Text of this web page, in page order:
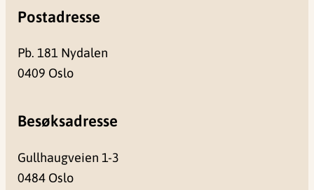
Postadresse
Pb. 181 Nydalen
0409 Oslo
Besøksadresse
Gullhaugveien 1-3
0484 Oslo